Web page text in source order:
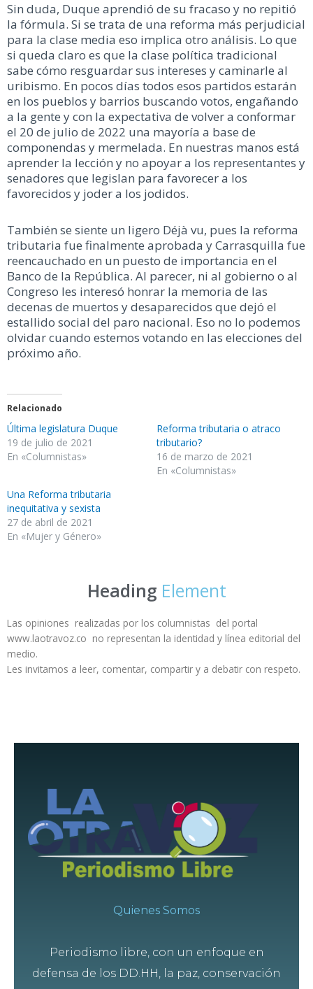
Sin duda, Duque aprendió de su fracaso y no repitió
la fórmula. Si se trata de una reforma más perjudicial
para la clase media eso implica otro análisis. Lo que
si queda claro es que la clase política tradicional
sabe cómo resguardar sus intereses y caminarle al
uribismo. En pocos días todos esos partidos estarán
en los pueblos y barrios buscando votos, engañando
a la gente y con la expectativa de volver a conformar
el 20 de julio de 2022 una mayoría a base de
componendas y mermelada. En nuestras manos está
aprender la lección y no apoyar a los representantes y
senadores que legislan para favorecer a los
favorecidos y joder a los jodidos.
También se siente un ligero Déjà vu, pues la reforma
tributaria fue finalmente aprobada y Carrasquilla fue
reencauchado en un puesto de importancia en el
Banco de la República. Al parecer, ni al gobierno o al
Congreso les interesó honrar la memoria de las
decenas de muertos y desaparecidos que dejó el
estallido social del paro nacional. Eso no lo podemos
olvidar cuando estemos votando en las elecciones del
próximo año.
Relacionado
Última legislatura Duque
19 de julio de 2021
En «Columnistas»
Reforma tributaria o atraco
tributario?
16 de marzo de 2021
En «Columnistas»
Una Reforma tributaria
inequitativa y sexista
27 de abril de 2021
En «Mujer y Género»
Heading Element
Las opiniones realizadas por los columnistas del portal
www.laotravoz.co no representan la identidad y línea editorial del
medio.
Les invitamos a leer, comentar, compartir y a debatir con respeto.
Quienes Somos
Periodismo libre, con un enfoque en
defensa de los DD.HH, la paz, conservación